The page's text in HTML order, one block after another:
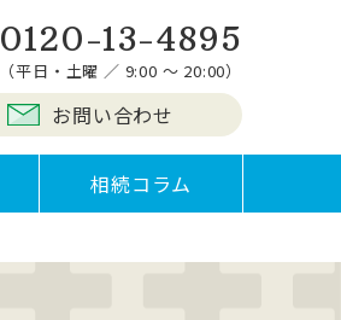
0120-13-4895
（平日・土曜 ／ 9:00 ～ 20:00）
お問い合わせ
相続コラム